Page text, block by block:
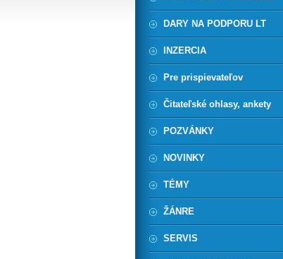
DARY NA PODPORU LT
INZERCIA
Pre prispievateľov
Čitateľské ohlasy, ankety
POZVÁNKY
NOVINKY
TÉMY
ŽÁNRE
SERVIS